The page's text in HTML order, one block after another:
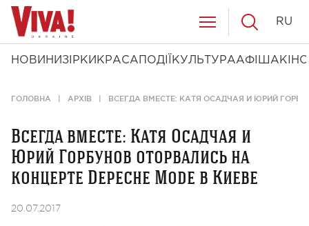
НОВИНИ ЗІРКИ КРАСА ПОДІЇ КУЛЬТУРААФІША КІНО
RU
ГОЛОВНА АРХІВ ВСЕГДА ВМЕСТЕ: КАТЯ ОСАДЧАЯ И ЮРИЙ
Всегда вместе: Катя Осадчая и
Юрий Горбунов оторвались на
концерте Depeche Mode в Киеве
20.07.2017